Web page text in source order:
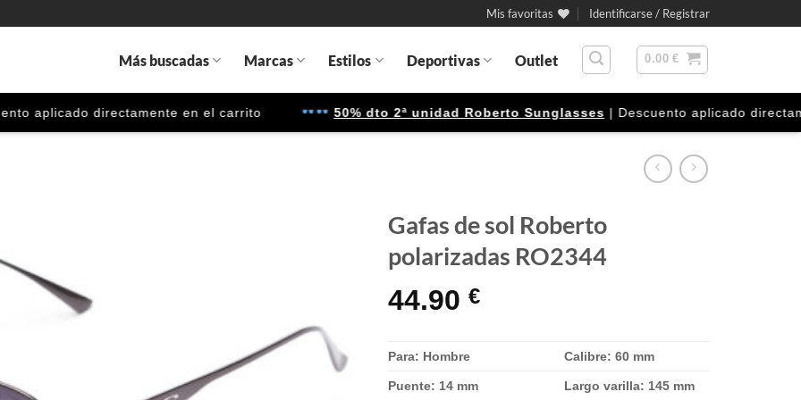
Mis favoritas Identificarse / Registrar
Más buscadas Marcas Estilos Deportivas Outlet 0.00€
aplicado directamente en el carrito 50% dto 2ª unidad Roberto Sunglasses | Descuento aplicado
Gafas de sol Roberto
polarizadas RO2344
44.90 €
Para: Hombre Calibre: 60 mm
Puente: 14 mm Largo varilla: 145 mm